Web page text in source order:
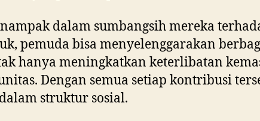
dalam sumbangsih mereka
pemuda bisa menyelenggarakan
hanya meningkatkan keterlibatan
Dengan semua setiap kontribusi
struktur sosial.